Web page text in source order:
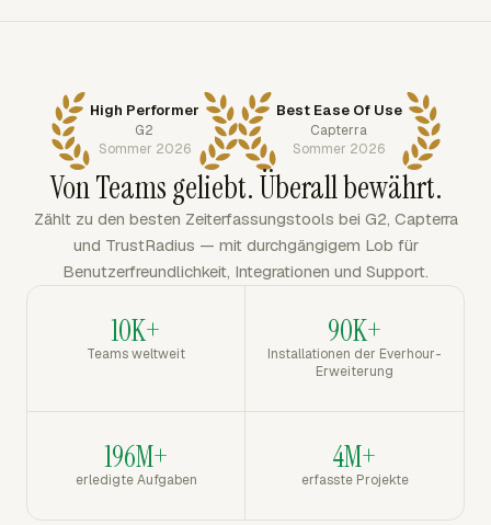
High Performer
G2
Sommer 2026
Best Ease Of Use
Capterra
Sommer 2026
Von Teams geliebt. Überall bewährt.
Zählt zu den besten Zeiterfassungstools bei G2, Capterra
und TrustRadius — mit durchgängigem Lob für
Benutzerfreundlichkeit, Integrationen und Support.
10K+
Teams weltweit
90K+
Installationen der Everhour-
Erweiterung
196M+
erledigte Aufgaben
4M+
erfasste Projekte